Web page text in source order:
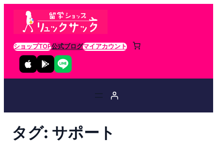
ショップTOP公式ブログマイアカウント
タグ: サポート